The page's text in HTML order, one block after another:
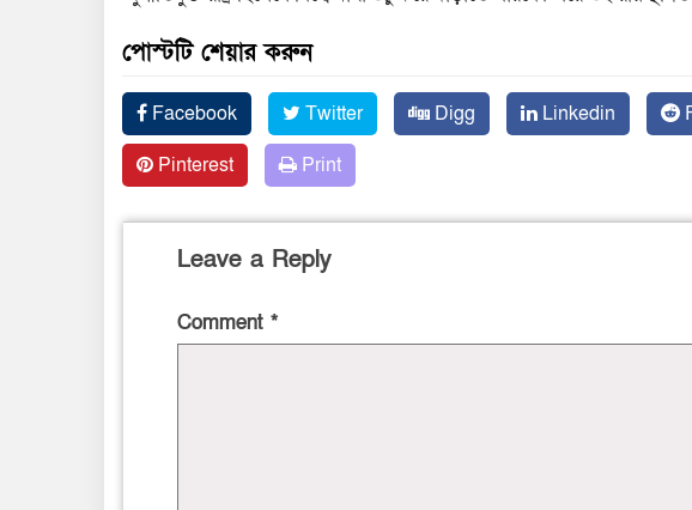
পোস্টটি শেয়ার করুন
Facebook Twitter Digg Linkedin
Pinterest
Print
Leave a Reply
Comment *